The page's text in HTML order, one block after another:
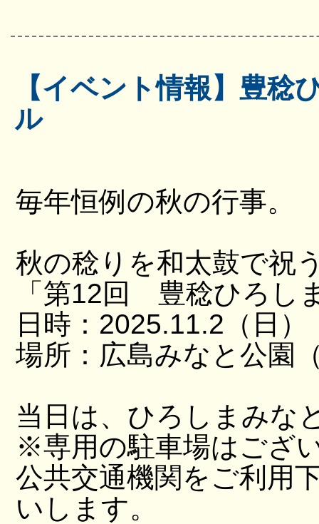
【イベント情報】豊稔
ル
毎年恒例の秋の行事。
秋の稔りを和太鼓で祝
「第12回 豊稔ひろし
日時：2025.11.2（日
場所：広島みなと公園
当日は、ひろしまみな
※専用の駐車場はござ
公共交通機関をご利用
いします。